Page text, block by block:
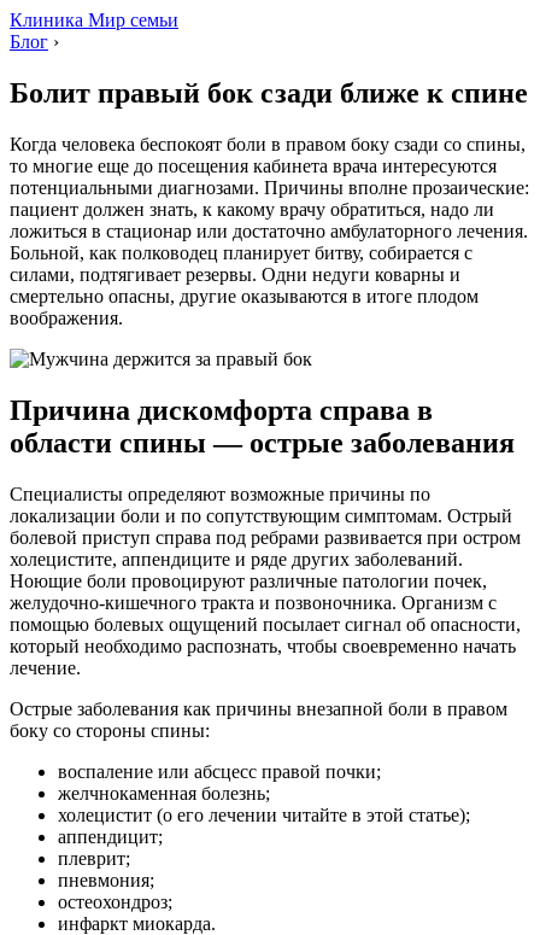
Клиника Мир семьи
Блог ›
Болит правый бок сзади ближе к спине
Когда человека беспокоят боли в правом боку сзади со спины,
то многие еще до посещения кабинета врача интересуются
потенциальными диагнозами. Причины вполне прозаические:
пациент должен знать, к какому врачу обратиться, надо ли
ложиться в стационар или достаточно амбулаторного лечения.
Больной, как полководец планирует битву, собирается с
силами, подтягивает резервы. Одни недуги коварны и
смертельно опасны, другие оказываются в итоге плодом
воображения.
Причина дискомфорта справа в
области спины — острые заболевания
Специалисты определяют возможные причины по
локализации боли и по сопутствующим симптомам. Острый
болевой приступ справа под ребрами развивается при остром
холецистите, аппендиците и ряде других заболеваний.
Ноющие боли провоцируют различные патологии почек,
желудочно-кишечного тракта и позвоночника. Организм с
помощью болевых ощущений посылает сигнал об опасности,
который необходимо распознать, чтобы своевременно начать
лечение.
Острые заболевания как причины внезапной боли в правом
боку со стороны спины:
воспаление или абсцесс правой почки;
желчнокаменная болезнь;
холецистит (о его лечении читайте в этой статье);
аппендицит;
плеврит;
пневмония;
остеохондроз;
инфаркт миокарда.